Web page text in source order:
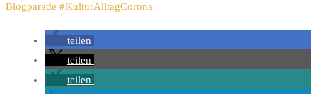
Blogparade #KulturAlltagCorona
teilen
teilen
teilen